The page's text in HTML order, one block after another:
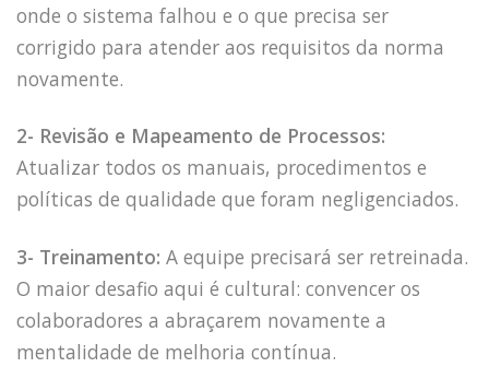
onde o sistema falhou e o que precisa ser
corrigido para atender aos requisitos da norma
novamente.
2- Revisão e Mapeamento de Processos:
Atualizar todos os manuais, procedimentos e
políticas de qualidade que foram negligenciados.
3- Treinamento: A equipe precisará ser retreinada.
O maior desafio aqui é cultural: convencer os
colaboradores a abraçarem novamente a
mentalidade de melhoria contínua.